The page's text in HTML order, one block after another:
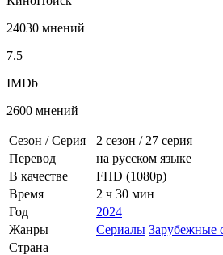
24030 мнений
7.5
IMDb
2600 мнений
Сезон / Серия 2 сезон / 27 серия
Перевод
на русском языке
В качестве
FHD (1080p)
Время
2 ч 30 мин
Год
2024
Жанры
Сериалы Зарубежные
Страна